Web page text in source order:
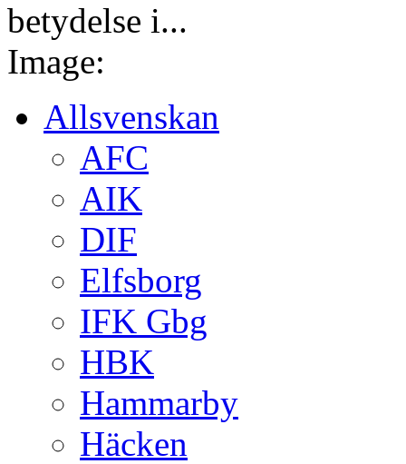
betydelse i...
Image:
Allsvenskan
AFC
AIK
DIF
Elfsborg
IFK Gbg
HBK
Hammarby
Häcken